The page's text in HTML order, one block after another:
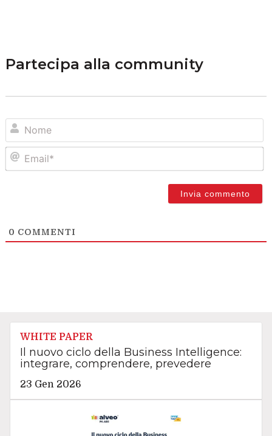
Partecipa alla community
0 COMMENTI
WHITE PAPER
Il nuovo ciclo della Business Intelligence:
integrare, comprendere, prevedere
23 Gen 2026